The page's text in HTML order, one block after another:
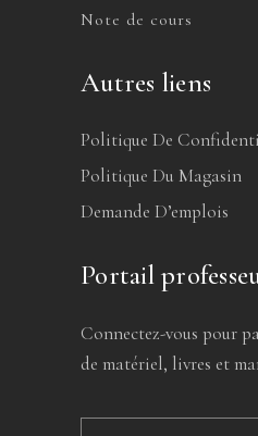
Note de cours
Autres liens
Politique De
Politique Du Magasin
Demande D’emplois
Portail
Connectez-vous pour
de matériel, livres et